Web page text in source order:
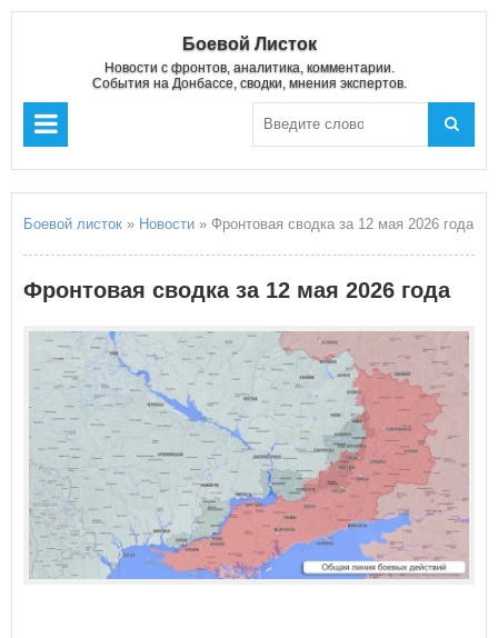
Боевой Листок
Новости с фронтов, аналитика, комментарии.
События на Донбассе, сводки, мнения экспертов.
Боевой листок » Новости » Фронтовая сводка за 12 мая 2026 года
Фронтовая сводка за 12 мая 2026 года